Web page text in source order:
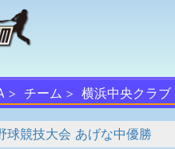
チーム 横浜中央クラブ
球競技大会 あげな中優勝